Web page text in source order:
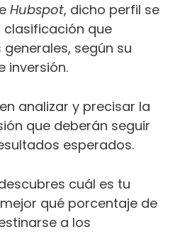
Hubspot, dicho perfil se
que
según su
inversión.
analizar y precisar la
que deberán seguir
esperados.
cuál es tu
qué porcentaje de
a los